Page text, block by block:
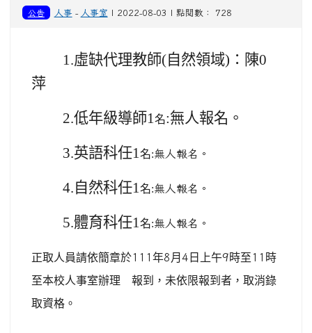
公告 人事 - 人事室 | 2022-08-03 | 點閱數： 728
1.虛缺代理教師(自然領域)： 陳0
萍
2.低年級導師1名:無人報名。
3.英語科任1名:無人報名。
4.自然科任1名:無人報名。
5.體育科任1名:無人報名。
正取人員請依簡章於111 年8 月 4 日上午9時至11 時
至本校人事室辦理 報到，未依限報到者，取消錄
取資格。